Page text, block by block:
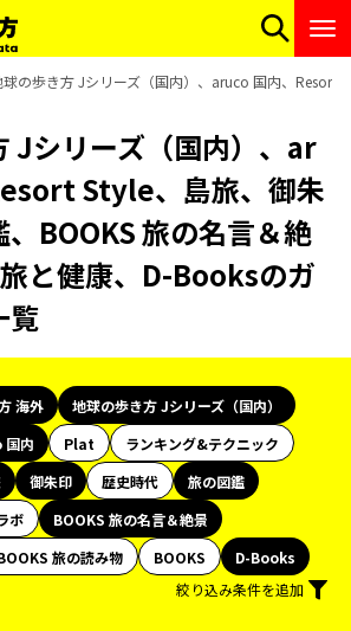
球の歩き方 Jシリーズ（国内）、aruco 国内、Resort
Jシリーズ（国内）、ar
Style、島旅、御朱
BOOKS 旅の名言＆絶
と健康、D-Booksのガ
覧
海外
地球の歩き方 Jシリーズ（国内）
内 Plat
ランキング&テクニック
御朱印 歴史時代
旅の図鑑
ボ
BOOKS 旅の名言＆絶景
旅の読み物 BOOKS
D-Books
絞り込み条件を追加